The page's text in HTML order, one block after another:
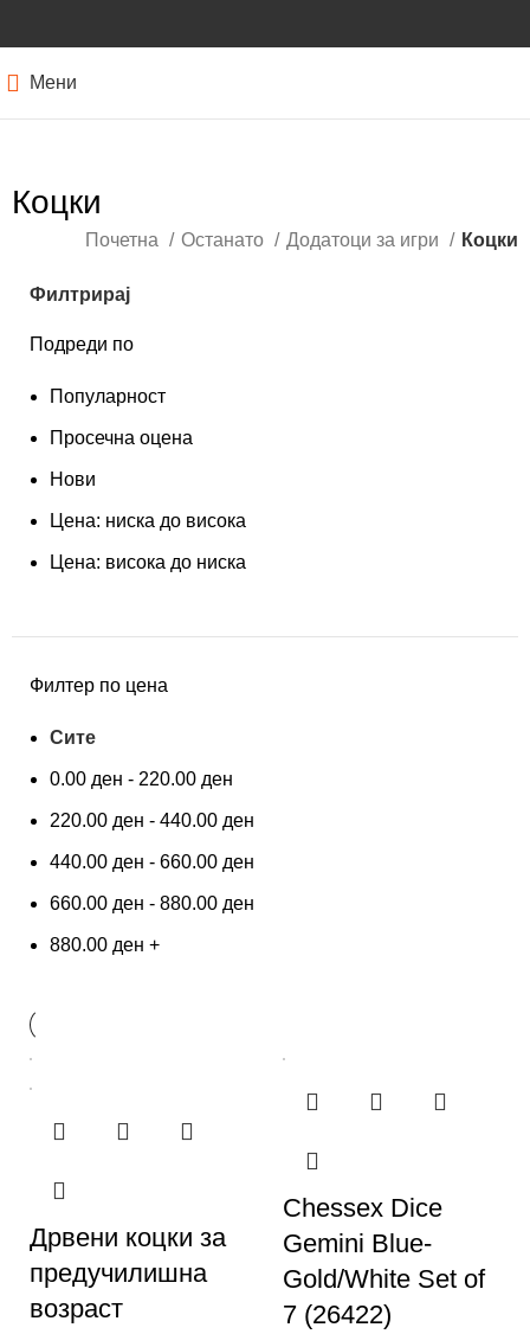
Мени
Коцки
Почетна Останато Додатоци за игри Коцки
Филтрирај
Подреди по
Популарност
Просечна оцена
Нови
Цена: ниска до висока
Цена: висока до ниска
Филтер по цена
Сите
0.00 ден - 220.00 ден
220.00 ден - 440.00 ден
440.00 ден - 660.00 ден
660.00 ден - 880.00 ден
880.00 ден +
Дрвени коцки за
предучилишна
возраст
Chessex Dice
Gemini Blue-
Gold/White Set of
7 (26422)